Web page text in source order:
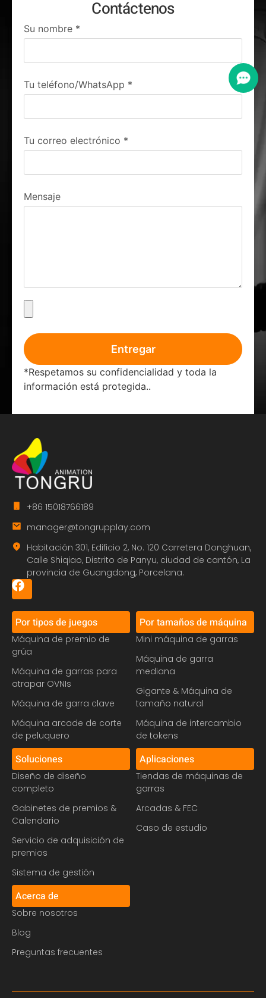
Contáctenos
Su nombre *
Tu teléfono/WhatsApp *
Tu correo electrónico *
Mensaje
Entregar
*Respetamos su confidencialidad y toda la
información está protegida..
+86 15018766189
manager@tongrupplay.com
Habitación 301, Edificio 2, No. 120 Carretera Donghuan,
Calle Shiqiao, Distrito de Panyu, ciudad de cantón, La
provincia de Guangdong, Porcelana.
Por tipos de juegos
Máquina de premio de
grúa
Máquina de garras para
atrapar OVNIs
Máquina de garra clave
Máquina arcade de corte
de peluquero
Por tamaños de máquina
Mini máquina de garras
Máquina de garra
mediana
Gigante & Máquina de
tamaño natural
Máquina de intercambio
de tokens
Soluciones
Diseño de diseño
completo
Gabinetes de premios &
Calendario
Servicio de adquisición de
premios
Sistema de gestión
Aplicaciones
Tiendas de máquinas de
garras
Arcadas & FEC
Caso de estudio
Acerca de
Sobre nosotros
Blog
Preguntas frecuentes